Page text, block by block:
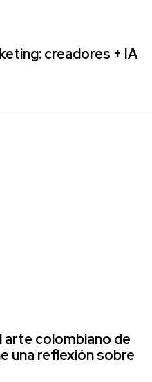
creadores + IA
arte colombiano de
una reflexión sobre